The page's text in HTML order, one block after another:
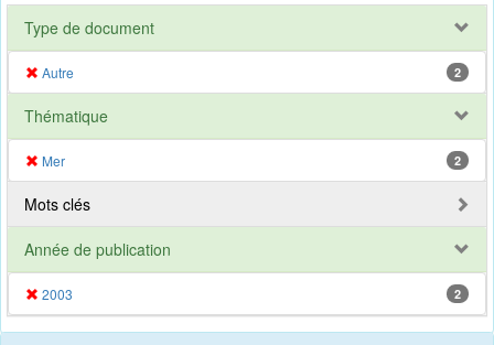
Type de document
Autre 2
Thématique
Mer 2
Mots clés
Année de publication
2003 2